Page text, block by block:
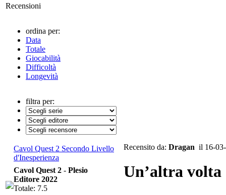
Recensioni
ordina per:
Data
Totale
Giocabilità
Difficoltà
Longevità
filtra per:
Cavol Quest 2 Secondo Livello
d'Inesperienza
Recensito da: Dragan il 16-
Un’altra volta
Cavol Quest 2 - Plesio
Editore 2022
Totale: 7.5